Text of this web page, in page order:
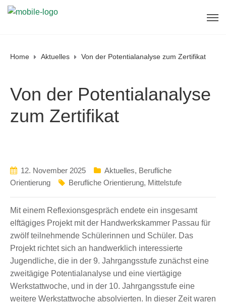
Home Aktuelles Von der Potentialanalyse zum Zertifikat
Von der Potentialanalyse
zum Zertifikat
12. November 2025 Aktuelles, Berufliche
Orientierung
Berufliche Orientierung, Mittelstufe
Mit einem Reflexionsgespräch endete ein insgesamt
elftägiges Projekt mit der Handwerkskammer Passau für
zwölf teilnehmende Schülerinnen und Schüler. Das
Projekt richtet sich an handwerklich interessierte
Jugendliche, die in der 9. Jahrgangsstufe zunächst eine
zweitägige Potentialanalyse und eine viertägige
Werkstattwoche, und in der 10. Jahrgangsstufe eine
weitere Werkstattwoche absolvierten. In dieser Zeit waren